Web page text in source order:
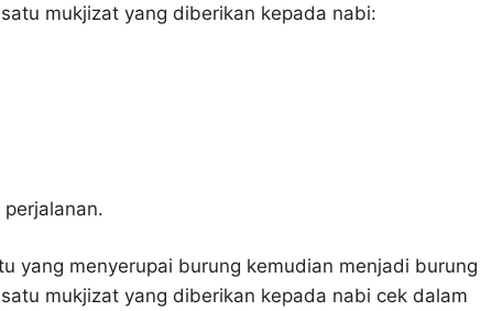
mukjizat yang diberikan kepada nabi:
yang menyerupai burung kemudian menjadi burung
mukjizat yang diberikan kepada nabi cek dalam